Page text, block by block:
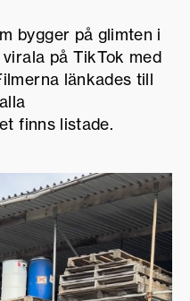
bygger på glimten i
på TikTok med
länkades till
finns listade.